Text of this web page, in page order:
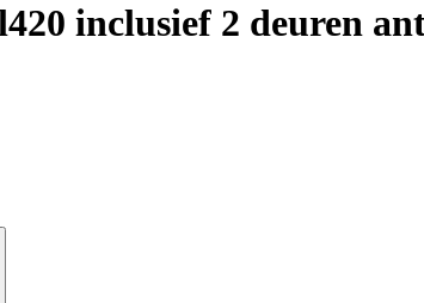
inclusief 2 deuren